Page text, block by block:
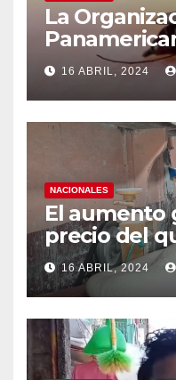
La
(OPS),
medidas
casos de
16 ABRIL, 2024
NACIONALES
El aumento
precio del
efectos a
16 ABRIL, 2024